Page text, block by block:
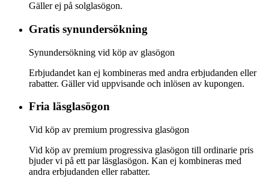
Gäller ej på solglasögon.
Gratis synundersökning
Synundersökning vid köp av glasögon
Erbjudandet kan ej kombineras med andra erbjudanden eller
rabatter. Gäller vid uppvisande och inlösen av kupongen.
Fria läsglasögon
Vid köp av premium progressiva glasögon
Vid köp av premium progressiva glasögon till ordinarie pris
bjuder vi på ett par läsglasögon. Kan ej kombineras med
andra erbjudanden eller rabatter.